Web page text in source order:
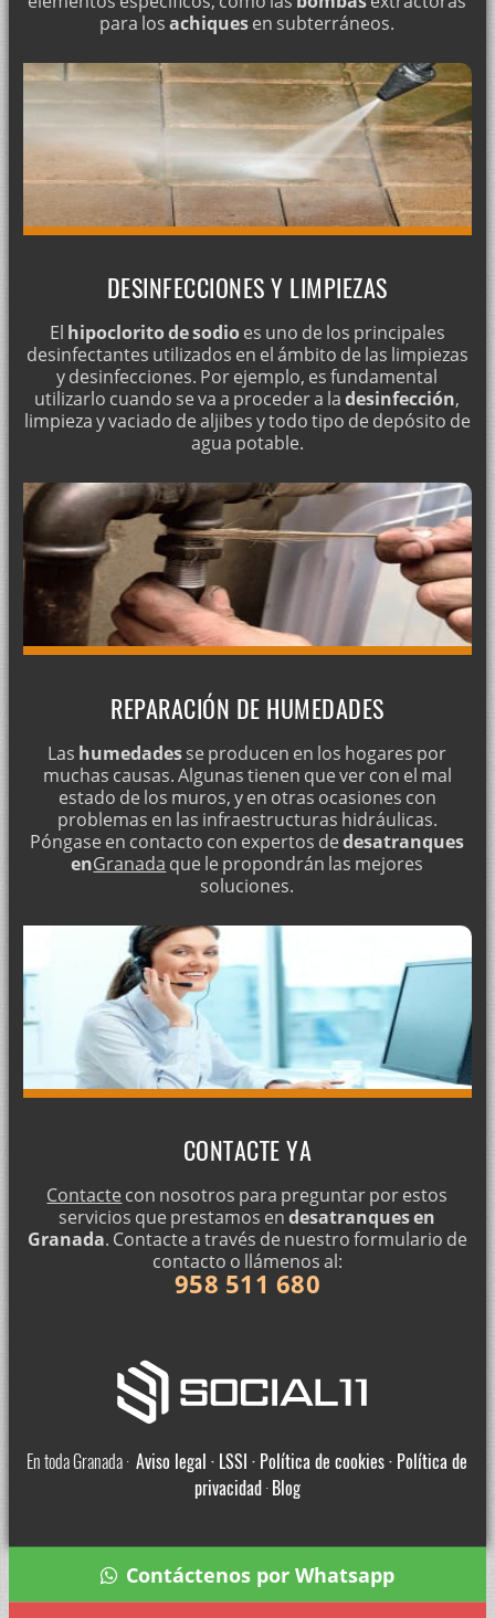
para losachiquesen subterráneos.
DESINFECCIONES Y LIMPIEZAS
El hipoclorito de sodioes uno de los principales
desinfectantes utilizados en el ámbito de las limpiezas
y desinfecciones. Por ejemplo, es fundamental
utilizarlo cuando se va a proceder a ladesinfección,
limpieza y vaciado de aljibes y todo tipo de depósito de
agua potable.
REPARACIÓN DE HUMEDADES
Las humedadesse producen en los hogares por
muchas causas. Algunas tienen que ver con el mal
estado de los muros, y en otras ocasiones con
problemas en las infraestructuras hidráulicas.
Póngase en contacto con expertos dedesatranques
enGranada que le propondrán las mejores
soluciones.
CONTACTE YA
Contacte con nosotros para preguntar por estos
servicios que prestamos endesatranques en
Granada. Contacte a través de nuestro formulario de
contacto o llámenos al:
958 511 680
En toda Granada ·Aviso legal · LSSI · Política de cookies · Política de
privacidad·Blog
Contáctenos por Whatsapp